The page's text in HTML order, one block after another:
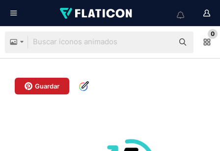
0
Guardar